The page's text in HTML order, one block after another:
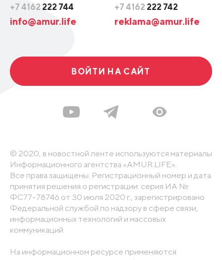
+7 4162 222 744
info@amur.life
+7 4162 222 742
reklama@amur.life
ВОЙТИ НА САЙТ
© 2020, в новостной ленте используются материалы
Информационного агентства «AMUR.LIFE».
Все права защищены. Регистрационный номер и дата
принятия решения о регистрации: серия ИА №
ФС77-78746 от 30 июля 2020 г., зарегистрировано
Федеральной службой по надзору в сфере связи,
информационных технологий и массовых
коммуникаций
На информационном ресурсе применяются